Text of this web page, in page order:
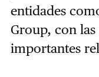
entidades
Group, con
importantes